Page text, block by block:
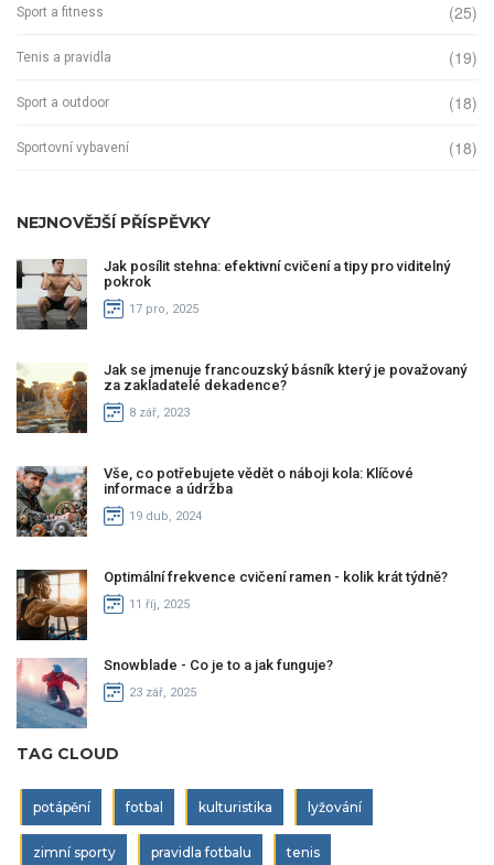
Sport a fitness (25)
Tenis a pravidla (19)
Sport a outdoor (18)
Sportovní vybavení (18)
NEJNOVĚJŠÍ PŘÍSPĚVKY
Jak posílit stehna: efektivní cvičení a tipy pro viditelný
pokrok
17 pro, 2025
Jak se jmenuje francouzský básník který je považovaný
za zakladatelé dekadence?
8 zář, 2023
Vše, co potřebujete vědět o náboji kola: Klíčové
informace a údržba
19 dub, 2024
Optimální frekvence cvičení ramen - kolik krát týdně?
11 říj, 2025
Snowblade - Co je to a jak funguje?
23 zář, 2025
TAG CLOUD
potápění fotbal kulturistika lyžování
zimní sporty pravidla fotbalu tenis